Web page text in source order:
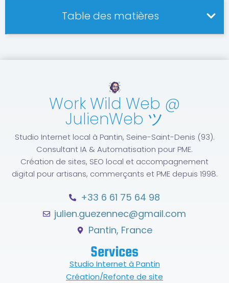
Table des matières
Work Wild Web @
JulienWeb ツ
Studio Internet local à Pantin, Seine-Saint-Denis (93).
Consultant IA & Automatisation pour PME.
Création de sites, SEO local et accompagnement
digital pour artisans, commerçants et PME depuis 1998.
+33 6 61 75 64 98
julien.guezennec@gmail.com
Pantin, France
Services
Studio Internet à Pantin
Création/Refonte de site